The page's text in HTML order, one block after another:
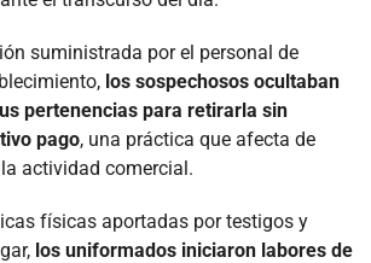
suministrada por el personal de
los sospechosos ocultaban
pertenencias para retirarla sin
pago, una práctica que afecta de
actividad comercial.
físicas aportadas por testigos y
los uniformados iniciaron labores de